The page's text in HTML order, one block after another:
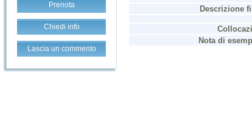
Prenota
Chiedi info
Lascia un commento